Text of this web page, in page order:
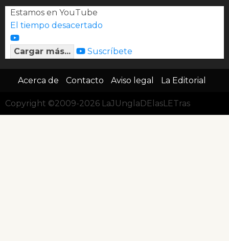
Estamos en YouTube
El tiempo desacertado
Cargar más... Suscríbete
Acerca de Contacto Aviso legal La Editorial
Copyright ©2009-2026 LaJUnglaDElasLETras